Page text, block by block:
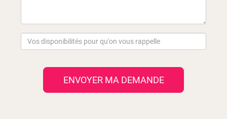
ENVOYER MA DEMANDE